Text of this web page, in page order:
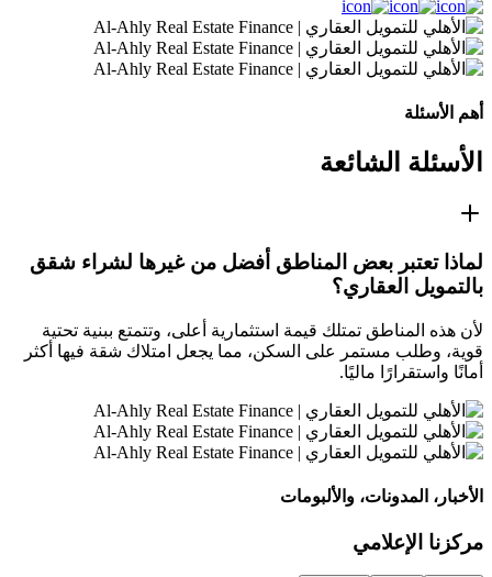
أهم الأسئلة
الأسئلة الشائعة
لماذا تعتبر بعض المناطق أفضل من غيرها لشراء شقق
بالتمويل العقاري؟
لأن هذه المناطق تمتلك قيمة استثمارية أعلى، وتتمتع ببنية تحتية
قوية، وطلب مستمر على السكن، مما يجعل امتلاك شقة فيها أكثر
أمانًا واستقرارًا ماليًا.
الأخبار، المدونات، والألبومات
مركزنا الإعلامي